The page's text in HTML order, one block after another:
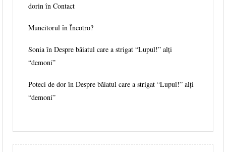
dorin înContact
Muncitorul înÎncotro?
Sonia înDespre băiatul care a strigat “Lupul!” alți
“demoni”
Poteci de dor înDespre băiatul care a strigat “Lupul!” alți
“demoni”